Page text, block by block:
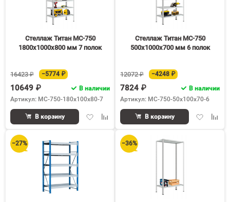
Стеллаж Титан МС-750
1800х1000х800 мм 7 полок
16423 ₽ −5774 ₽
10649 ₽
В наличии
Артикул: МС-750-180х100х80-7
ДобавитьДобавить
сравнению
В корзину
Стеллаж Титан МС-750
500х1000х700 мм 6 полок
12072 ₽ −4248 ₽
7824 ₽
В наличии
Артикул: МС-750-50х100х70-6
Добавить
В корзину
−27% −36%